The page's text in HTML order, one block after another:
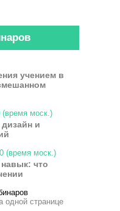
учением в
(время моск.)
дизайн и
(время моск.)
что
одной странице